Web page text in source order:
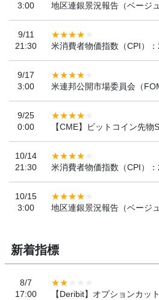
3:00
地区連銀景況報告（ベージ
9/11
21:30
米消費者物価指数（CPI）
9/17
3:00
米連邦公開市場委員会（
9/25
0:00
【CME】ビットコイン先物
10/14
21:30
米消費者物価指数（CPI）
10/15
3:00
地区連銀景況報告（ベージ
新着指標
8/7
17:00
【Deribit】オプションカッ